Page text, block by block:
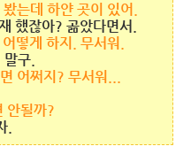
는데 하얀 곳이 있어.
했잖아? 곪았다면서.
떻게 하지. 무서워.
구.
어쩌지? 무서워...
안될까?
.